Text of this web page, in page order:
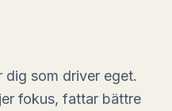
som driver eget.
fokus, fattar bättre